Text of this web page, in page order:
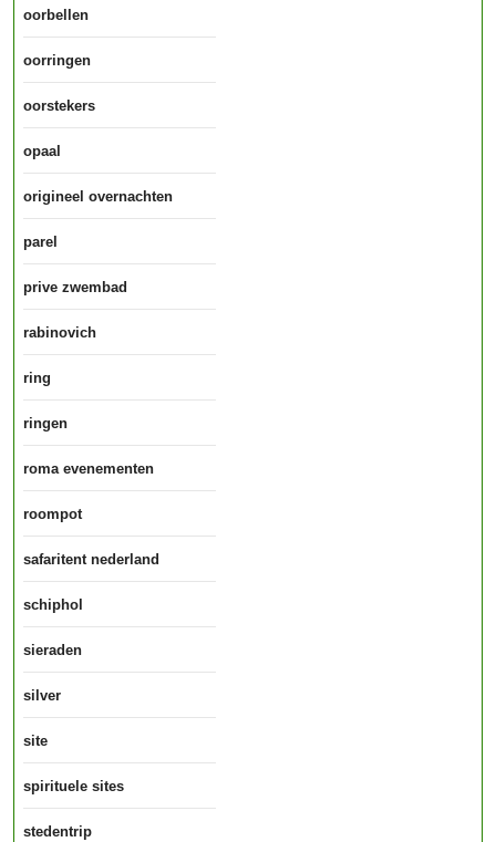
oorbellen
oorringen
oorstekers
opaal
origineel overnachten
parel
prive zwembad
rabinovich
ring
ringen
roma evenementen
roompot
safaritent nederland
schiphol
sieraden
silver
site
spirituele sites
stedentrip